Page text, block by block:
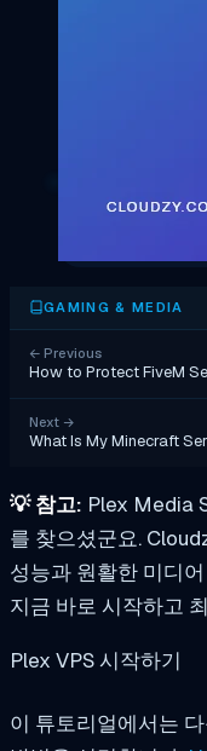
GAMING & MEDIA
← Previous
How to Protect FiveM
Next →
What Is My Minecraft
💡참고: Plex Media
를 찾으셨군요.
성능과 원활한 미디
지금 바로 시작하고
Plex VPS 시작하기
이 튜토리얼에서는